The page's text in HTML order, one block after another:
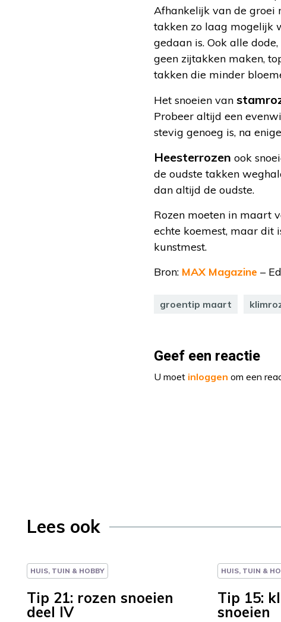
Afhankelijk van de groei
takken zo laag mogelijk
gedaan is. Ook alle
geen zijtakken maken,
takken die minder
Het snoeien van
Probeer altijd een
stevig genoeg is, na
Heesterrozen ook
de oudste takken
dan altijd de oudste.
Rozen moeten in maart
echte koemest, maar dit
kunstmest.
Bron: MAX Magazine –
groentip maart
Geef een reactie
U moet inloggen om een
Lees ook
HUIS, TUIN & HOBBY
Tip 21: rozen snoeien
deel IV
HUIS, TUIN &
Tip 15:
snoeien